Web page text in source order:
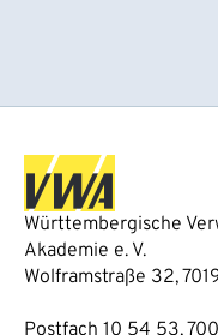
Württembergische
Akademie e. V.
Wolframstraße 32,